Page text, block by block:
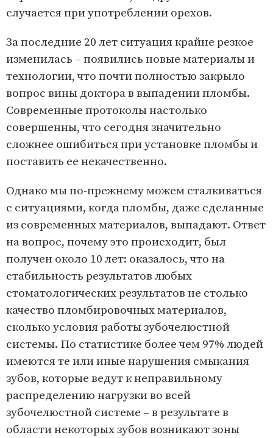
случается при употреблении орехов.
За последние 20 лет ситуация крайне резкое
изменилась – появились новые материалы и
технологии, что почти полностью закрыло
вопрос вины доктора в выпадении пломбы.
Современные протоколы настолько
совершенны, что сегодня значительно
сложнее ошибиться при установке пломбы и
поставить ее некачественно.
Однако мы по-прежнему можем сталкиваться
с ситуациями, когда пломбы, даже сделанные
из современных материалов, выпадают. Ответ
на вопрос, почему это происходит, был
получен около 10 лет: оказалось, что на
стабильность результатов любых
стоматологических результатов не столько
качество пломбировочных материалов,
сколько условия работы зубочелюстной
системы. По статистике более чем 97% людей
имеются те или иные нарушения смыкания
зубов, которые ведут к неправильному
распределению нагрузки во всей
зубочелюстной системе – в результате в
области некоторых зубов возникают зоны